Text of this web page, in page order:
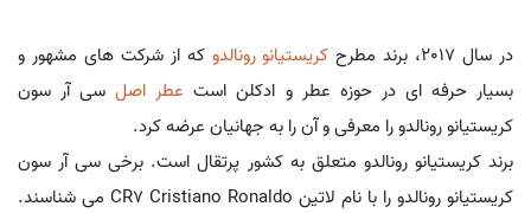
در سال 2017، برند مطرح کریستیانو رونالدو که از شرکت های مشهور و
بسیار حرفه ای در حوزه عطر و ادکلن است عطر اصلسی آر سون
کریستیانو رونالدو را معرفی و آن را به جهانیان عرضه کرد.
برند کریستیانو رونالدو متعلق به کشور پرتقال است. برخی سی آر سون
کریستیانو رونالدو را با نام لاتین CR7 Cristiano Ronaldo می شناسند.